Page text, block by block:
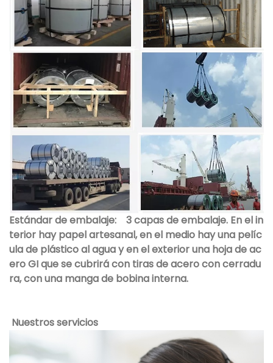
Estándar de embalaje:
3 capas de embalaje. En el in
terior hay papel artesanal, en el medio hay una pelíc
ula de plástico al agua y en el exterior una hoja de ac
ero GI que se cubrirá con tiras de acero con cerradu
ra, con una manga de bobina interna.
Nuestros servicios